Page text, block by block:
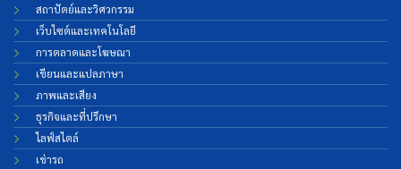
สถาปัตย์และวิศวกรรม
เว็บไซต์และเทคโนโลยี
การตลาดและโฆษณา
เขียนและแปลภาษา
ภาพและเสียง
ธุรกิจและที่ปรึกษา
ไลฟ์สไตล์
เช่ารถ